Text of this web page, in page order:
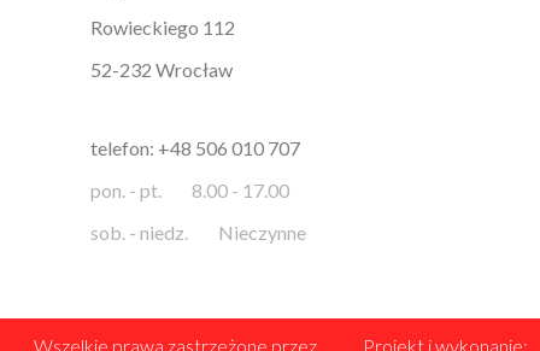
Rowieckiego 112
52-232 Wrocław
telefon: +48 506 010 707
pon. - pt.
8.00 - 17.00
sob. - niedz.
Nieczynne
Wszelkie prawa zastrzeżone przez
Projekt i wykonanie: